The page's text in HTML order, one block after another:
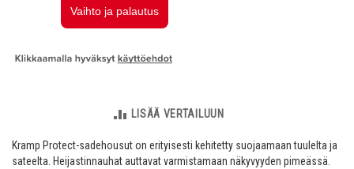
LISÄÄ VERTAILUUN
Kramp Protect-sadehousut on erityisesti kehitetty suojaamaan tuulelta ja
sateelta. Heijastinnauhat auttavat varmistamaan näkyvyyden pimeässä.